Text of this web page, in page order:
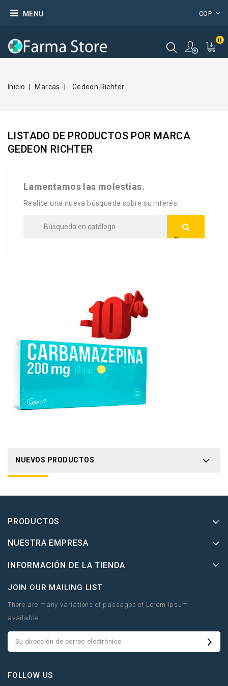
COP
MENU
0
Inicio Marcas Gedeon Richter
LISTADO DE PRODUCTOS POR MARCA
GEDEON RICHTER
Lamentamos las molestias.
Realice una nueva búsqueda sobre su interés
Buscar
NUEVOS PRODUCTOS
PRODUCTOS
NUESTRA EMPRESA
INFORMACIÓN DE LA TIENDA
JOIN OUR MAILING LIST
There are many variations of passages of Lorem Ipsum
available
FOLLOW US